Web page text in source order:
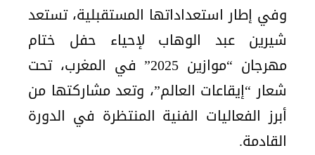
وفي إطار استعداداتها المستقبلية، تستعد
شيرين عبد الوهاب لإحياء حفل ختام
مهرجان “موازين 2025” في المغرب، تحت
شعار “إيقاعات العالم”، وتعد مشاركتها من
أبرز الفعاليات الفنية المنتظرة في الدورة
القادمة.